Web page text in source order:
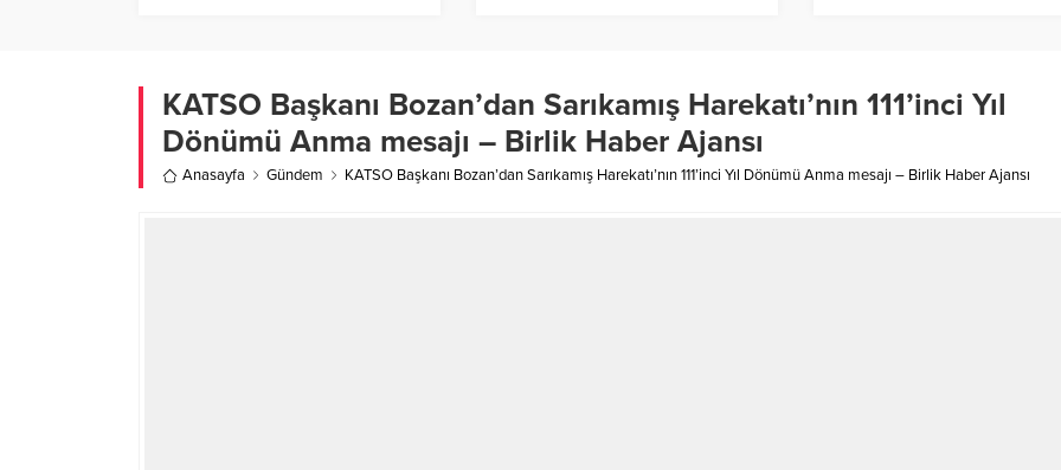
KATSO Başkanı Bozan’dan Sarıkamış Harekatı’nın 111’inci Yıl
Dönümü Anma mesajı – Birlik Haber Ajansı
Anasayfa Gündem KATSO Başkanı Bozan’dan Sarıkamış Harekatı’nın 111’inci Yıl Dönümü Anma mesajı – Birlik Haber Ajansı